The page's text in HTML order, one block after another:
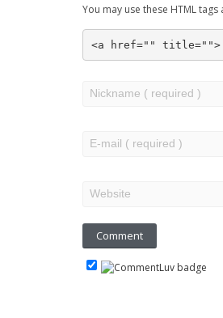
You may use these HTML
<a href="" title="">